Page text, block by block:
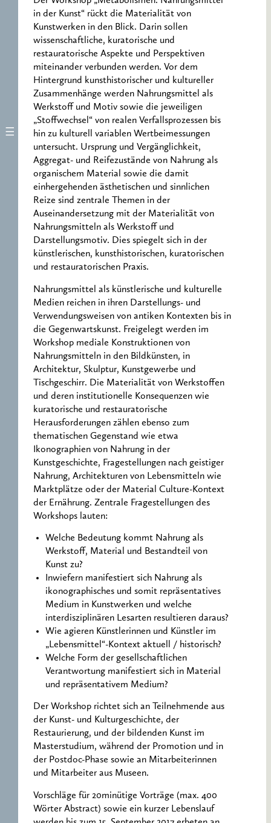
in der Kunst“ rückt die Materialität von
Kunstwerken in den Blick. Darin sollen
wissenschaftliche, kuratorische und
restauratorische Aspekte und Perspektiven
miteinander verbunden werden. Vor dem
Hintergrund kunsthistorischer und kultureller
Zusammenhänge werden Nahrungsmittel als
Werkstoff und Motiv sowie die jeweiligen
„Stoffwechsel“ von realen Verfallsprozessen bis
hin zu kulturell variablen Wertbeimessungen
untersucht. Ursprung und Vergänglichkeit,
Aggregat- und Reifezustände von Nahrung als
organischem Material sowie die damit
einhergehenden ästhetischen und sinnlichen
Reize sind zentrale Themen in der
Auseinandersetzung mit der Materialität von
Nahrungsmitteln als Werkstoff und
Darstellungsmotiv. Dies spiegelt sich in der
künstlerischen, kunsthistorischen, kuratorischen
und restauratorischen Praxis.
Nahrungsmittel als künstlerische und kulturelle
Medien reichen in ihren Darstellungs- und
Verwendungsweisen von antiken Kontexten bis in
die Gegenwartskunst. Freigelegt werden im
Workshop mediale Konstruktionen von
Nahrungsmitteln in den Bildkünsten, in
Architektur, Skulptur, Kunstgewerbe und
Tischgeschirr. Die Materialität von Werkstoffen
und deren institutionelle Konsequenzen wie
kuratorische und restauratorische
Herausforderungen zählen ebenso zum
thematischen Gegenstand wie etwa
Ikonographien von Nahrung in der
Kunstgeschichte, Fragestellungen nach geistiger
Nahrung, Architekturen von Lebensmitteln wie
Marktplätze oder der Material Culture-Kontext
der Ernährung. Zentrale Fragestellungen des
Workshops lauten:
Welche Bedeutung kommt Nahrung als
Werkstoff, Material und Bestandteil von
Kunst zu?
Inwiefern manifestiert sich Nahrung als
ikonographisches und somit repräsentatives
Medium in Kunstwerken und welche
interdisziplinären Lesarten resultieren daraus?
Wie agieren Künstlerinnen und Künstler im
„Lebensmittel“-Kontext aktuell / historisch?
Welche Form der gesellschaftlichen
Verantwortung manifestiert sich in Material
und repräsentativem Medium?
Der Workshop richtet sich an Teilnehmende aus
der Kunst- und Kulturgeschichte, der
Restaurierung, und der bildenden Kunst im
Masterstudium, während der Promotion und in
der Postdoc-Phase sowie an Mitarbeiterinnen
und Mitarbeiter aus Museen.
Vorschläge für 20minütige Vorträge (max. 400
Wörter Abstract) sowie ein kurzer Lebenslauf